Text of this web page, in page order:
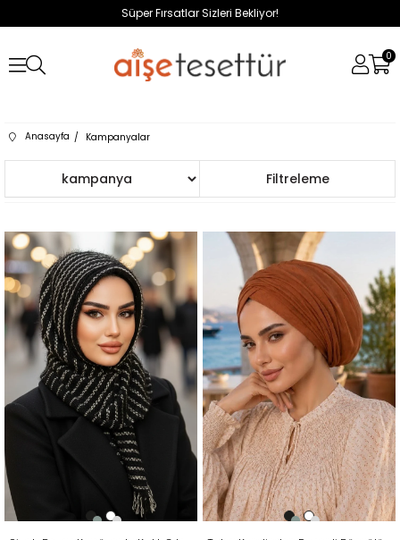
Süper Fırsatlar Sizleri Bekliyor!
0
Anasayfa Kampanyalar
Filtreleme
Sıralama